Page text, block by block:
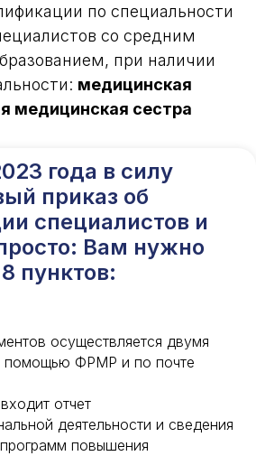
по специальности
со средним
при наличии
медицинская
медицинская сестра
года в силу
приказ об
специалистов и
Вам нужно
пунктов:
осуществляется двумя
помощью ФРМР и по почте
отчет
деятельности и сведения
повышения